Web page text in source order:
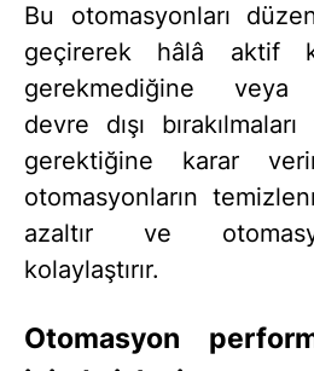
Bu otomasyonları
geçirerek hâlâ aktif
gerekmediğine veya
devre dışı
gerektiğine karar
otomasyonların
azaltır ve
kolaylaştırır.
Otomasyon